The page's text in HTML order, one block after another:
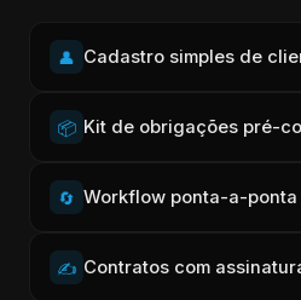
👤 Cadastro simples de
📦 Kit de obrigações pré-
🔄 Workflow ponta-a-ponta
✍️ Contratos com